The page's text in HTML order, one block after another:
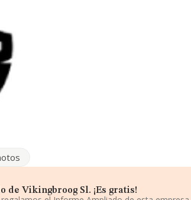
Vikingbroog Sl. ¡Es gratis!